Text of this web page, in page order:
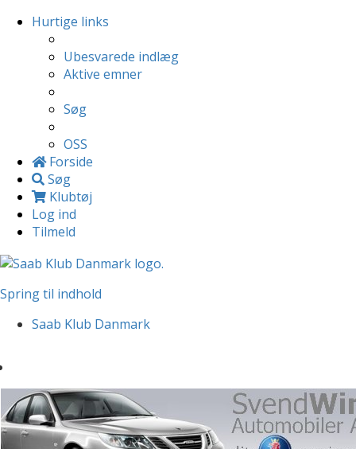
Hurtige links
Ubesvarede indlæg
Aktive emner
Søg
OSS
Forside
Søg
Klubtøj
Log ind
Tilmeld
Spring til indhold
Saab Klub Danmark